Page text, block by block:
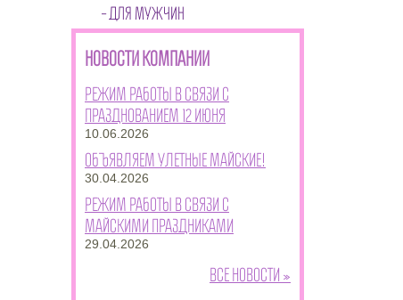
ДЛЯ МУЖЧИН
НОВОСТИ КОМПАНИИ
Режим работы в связи с
празднованием 12 июня
10.06.2026
Объявляем улетные майские!
30.04.2026
Режим работы в связи с
майскими праздниками
29.04.2026
Все новости »